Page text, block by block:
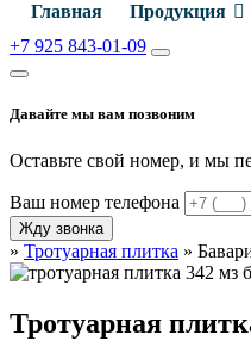
Главная Продукция
+7 925 843-01-09
Давайте мы вам позвоним
Оставьте свой номер, и мы
Ваш номер телефона
» Тротуарная плитка »
Тротуарная